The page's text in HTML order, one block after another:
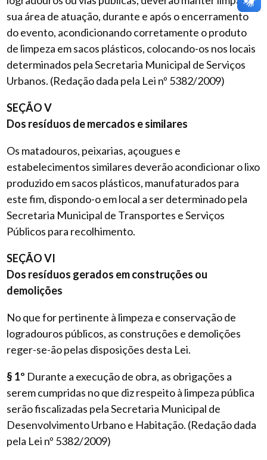
sua área de atuação, durante e após o encerramento
do evento, acondicionando corretamente o produto
de limpeza em sacos plásticos, colocando-os nos locais
determinados pela Secretaria Municipal de Serviços
Urbanos. (Redação dada pela Lei nº 5382/2009)
SEÇÃO V
Dos resíduos de mercados e similares
Os matadouros, peixarias, açougues e
estabelecimentos similares deverão acondicionar o lixo
produzido em sacos plásticos, manufaturados para
este fim, dispondo-o em local a ser determinado pela
Secretaria Municipal de Transportes e Serviços
Públicos para recolhimento.
SEÇÃO VI
Dos resíduos gerados em construções ou
demolições
No que for pertinente à limpeza e conservação de
logradouros públicos, as construções e demolições
reger-se-ão pelas disposições desta Lei.
§ 1º Durante a execução de obra, as obrigações a
serem cumpridas no que diz respeito à limpeza pública
serão fiscalizadas pela Secretaria Municipal de
Desenvolvimento Urbano e Habitação. (Redação dada
pela Lei nº 5382/2009)